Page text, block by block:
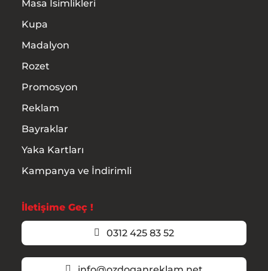
Masa İsimlikleri
Kupa
Madalyon
Rozet
Promosyon
Reklam
Bayraklar
Yaka Kartları
Kampanya ve İndirimli
İletişime Geç !
0312 425 83 52